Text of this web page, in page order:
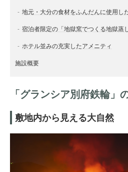
地元・大分の食材をふんだんに使用し
宿泊者限定の「地獄窯でつくる地獄蒸
ホテル並みの充実したアメニティ
施設概要
「グランシア別府鉄輪」
敷地内から見える大自然